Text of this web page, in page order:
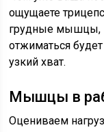
ощущаете
грудные мышцы,
отжиматься
узкий хват.
Мышцы в
Оцениваем